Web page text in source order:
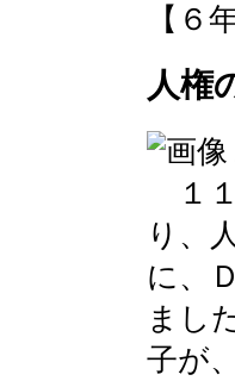
【６
人権
１
り、
に、
まし
子が